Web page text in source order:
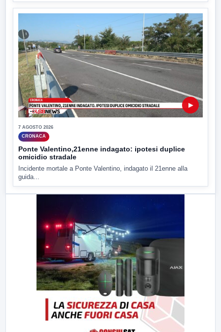
▶
7 AGOSTO 2026
CRONACA
Ponte Valentino,21enne indagato: ipotesi duplice
omicidio stradale
Incidente mortale a Ponte Valentino, indagato il 21enne alla
guida...